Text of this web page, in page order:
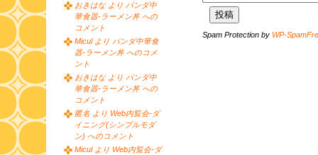
Spam Protection by WP-
おきはな より パンダ中
華食器-ラーメン丼 への
コメント
Micul より パンダ中華食
器-ラーメン丼 へのコメ
ント
おきはな より パンダ中
華食器-ラーメン丼 への
コメント
匿名 より Web内覧会-ダ
イニング(シンプルモダ
ン) へのコメント
Micul より Web内覧会-ダ